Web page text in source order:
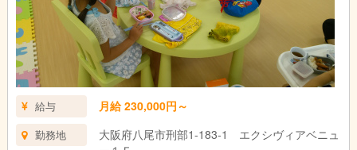
給与 月給 230,000円～
勤務地
大阪府八尾市刑部1-183-1 エクシヴィアベニュ